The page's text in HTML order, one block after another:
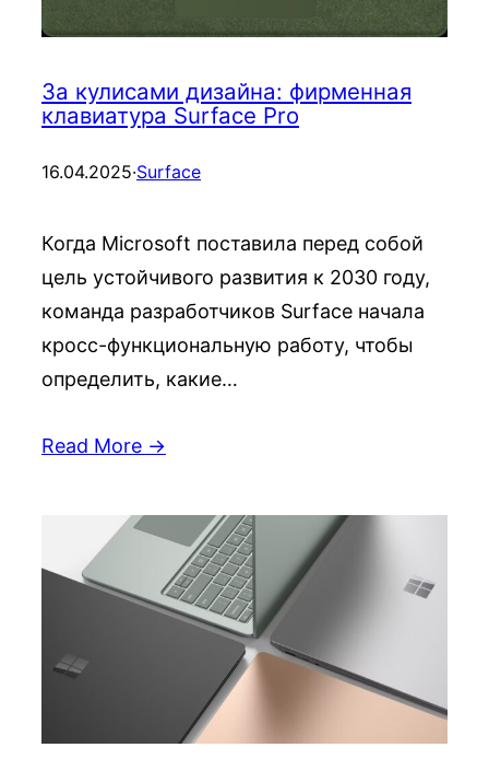
За кулисами дизайна: фирменная
клавиатура Surface Pro
16.04.2025·Surface
Когда Microsoft поставила перед собой
цель устойчивого развития к 2030 году,
команда разработчиков Surface начала
кросс-функциональную работу, чтобы
определить, какие…
Read More →